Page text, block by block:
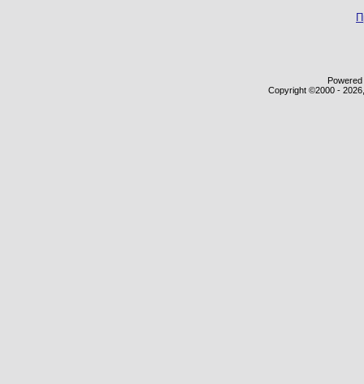
Copyright ©2000 -